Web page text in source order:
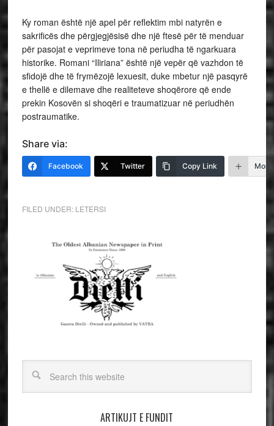
Ky roman është një apel për reflektim mbi natyrën e
sakrificës dhe përgjegjësisë dhe një ftesë për të menduar
për pasojat e veprimeve tona në periudha të ngarkuara
historike. Romani “Iliriana” është një vepër që vazhdon të
sfidojë dhe të frymëzojë lexuesit, duke mbetur një pasqyrë
e thellë e dilemave dhe realiteteve shoqërore që ende
prekin Kosovën si shoqëri e traumatizuar në periudhën
postraumatike.
Share via:
Facebook Twitter Copy Link More
FILED UNDER: LETERSI
ARTIKUJT E FUNDIT